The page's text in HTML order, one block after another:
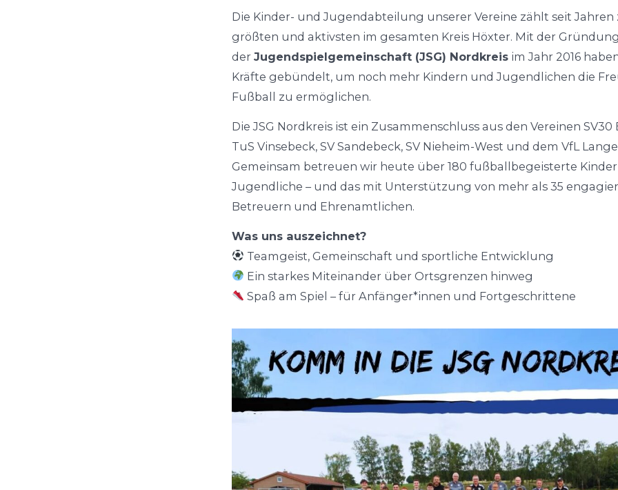
Die Kinder- und Jugendabteilung unserer Vereine zählt seit Jahren
größten und aktivsten im gesamten Kreis Höxter. Mit der Gründung
der Jugendspielgemeinschaft (JSG) Nordkreis im Jahr 2016
Kräfte gebündelt, um noch mehr Kindern und Jugendlichen die
Fußball zu ermöglichen.
Die JSG Nordkreis ist ein Zusammenschluss aus den Vereinen SV30
TuS Vinsebeck, SV Sandebeck, SV Nieheim-West und dem VfL
Gemeinsam betreuen wir heute über 180 fußballbegeisterte
Jugendliche – und das mit Unterstützung von mehr als 35
Betreuern und Ehrenamtlichen.
Was uns auszeichnet?
Teamgeist, Gemeinschaft und sportliche Entwicklung
Ein starkes Miteinander über Ortsgrenzen hinweg
Spaß am Spiel – für Anfänger*innen und Fortgeschrittene